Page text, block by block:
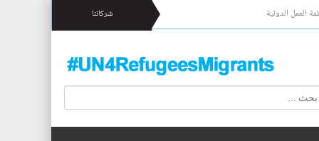
العمل الدولية شركائنا